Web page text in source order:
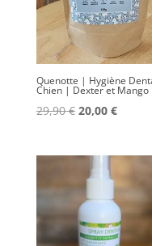
Quenotte | Hygiène
Chien | Dexter et Mango
29,90€ Le
initial
était :
29,90 €.
20,00 €Le
actuel
20,00